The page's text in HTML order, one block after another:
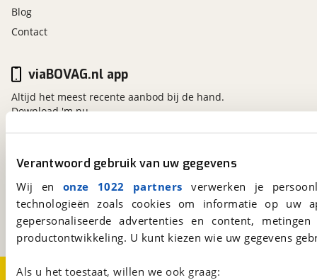
Verantwoord gebruik van uw gegevens
Wij en onze 1022 partners verwerken je
technologieën zoals cookies om informatie op
gepersonaliseerde advertenties en content,
productontwikkeling. U kunt kiezen wie uw gegevens
Als u het toestaat, willen we ook graag:
Blog
Contact
viaBOVAG.nl
Kosterijland15
3981 AJ
Bunnik
Een initiatief van
BOVAG
viaBOVAG.nl app
Altijd het meest recente aanbod bij de hand.
Download 'm nu.
Over viaBOVAG.nlDisclaimer- en Privacyverklaring